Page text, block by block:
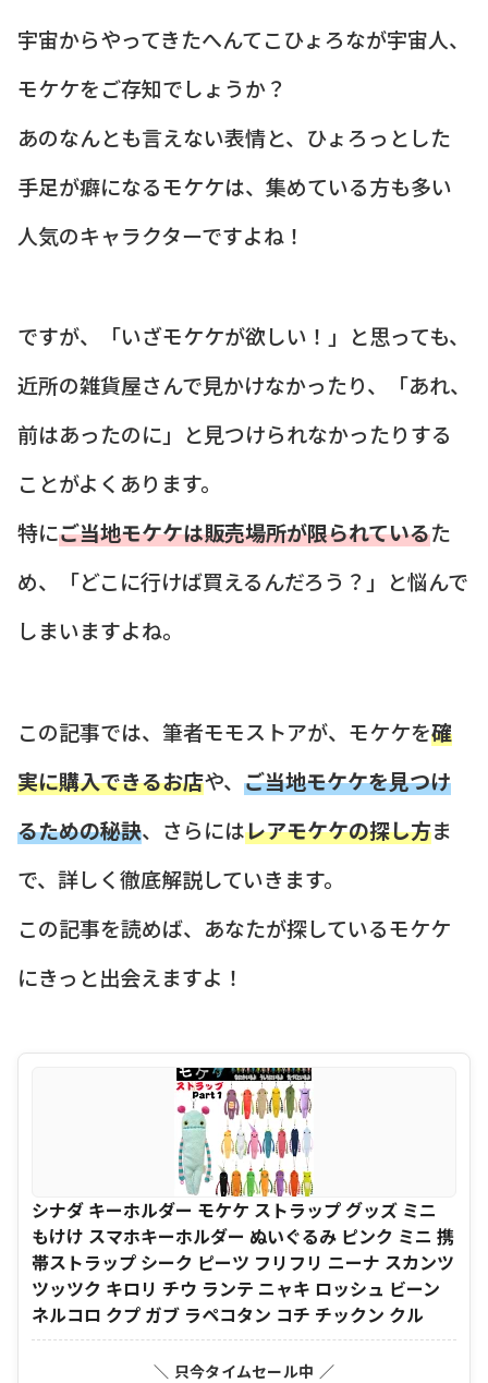
宇宙からやってきたへんてこひょろなが宇宙人、
モケケをご存知でしょうか？
あのなんとも言えない表情と、ひょろっとした
手足が癖になるモケケは、集めている方も多い
人気のキャラクターですよね！
ですが、「いざモケケが欲しい！」と思っても、
近所の雑貨屋さんで見かけなかったり、「あれ、
前はあったのに」と見つけられなかったりする
ことがよくあります。
特にご当地モケケは販売場所が限られているた
め、「どこに行けば買えるんだろう？」と悩んで
しまいますよね。
この記事では、筆者モモストアが、モケケを確
実に購入できるお店や、 ご当地モケケを見つけ
るための秘訣、さらにはレアモケケの探し方ま
で、詳しく徹底解説していきます。
この記事を読めば、あなたが探しているモケケ
にきっと出会えますよ！
シナダ キーホルダー モケケ ストラップ グッズ ミニ
もけけ スマホキーホルダー ぬいぐるみ ピンク ミニ 携
帯ストラップ シーク ピーツ フリフリ ニーナ スカンツ
ツッツク キロリ チウ ランテ ニャキ ロッシュ ビーン
ネルコロ クプ ガブ ラペコタン コチ チックン クル
＼ 只今タイムセール中 ／